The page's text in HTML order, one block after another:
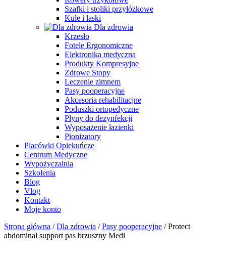
Szafki i stoliki przyłóżkowe
Kule i laski
Dla zdrowia
Krzesło
Fotele Ergonomiczne
Elektronika medyczna
Produkty Kompresyjne
Zdrowe Stopy
Leczenie zimnem
Pasy pooperacyjne
Akcesoria rehabilitacjne
Poduszki ortopedyczne
Płyny do dezynfekcji
Wyposażenie łazienki
Pionizatory
Placówki Opiekuńcze
Centrum Medyczne
Wypożyczalnia
Szkolenia
Blog
Vlog
Kontakt
Moje konto
Strona główna /Dla zdrowia /Pasy pooperacyjne / Protect
abdominal support pas brzuszny Medi